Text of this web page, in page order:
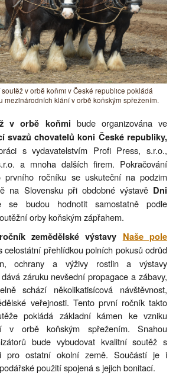
v orbě koňmi v České republice pokládá
mezinárodních klání v orbě koňským spřežením.
v orbě koňmi bude organizována ve
svazů chovatelů koni České republiky,
s vydavatelstvím Profi Press, s.r.o.,
a mnoha dalších firem. Pokračování
prvního ročníku se uskuteční na podzim
na Slovensku při obdobné výstavě Dni
se budou hodnotit samostatně podle
orby koňským zápřahem.
zemědělské výstavy Naše pole
celostátní přehlídkou polních pokusů odrůd
ochrany a výživy rostlin a výstavy
záruku nevšední propagace a zábavy,
schází několikatisícová návštěvnost,
veřejnosti. Tento první ročník takto
pokládá základní kámen ke vzniku
v orbě koňským spřežením. Snahou
bude vybudovat kvalitní soutěž s
pro ostatní okolní země. Součástí je i
použití spojená s jejich bonitací.